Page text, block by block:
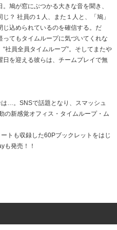
鳩が窓にぶつかる大きな音を聞き、
？ 社員の１人、また１人と、「鳩」
込められているのを確信する。だ
てもタイムループに気づいてくれな
社員全員タイムループ”。そしてまたや
を迎える彼らは、チームプレイで無
…。SNSで話題となり、スマッシュ
の新感覚オフィス・タイムループ・ム
トも収録した60Pブックレットをはじ
も発売！！